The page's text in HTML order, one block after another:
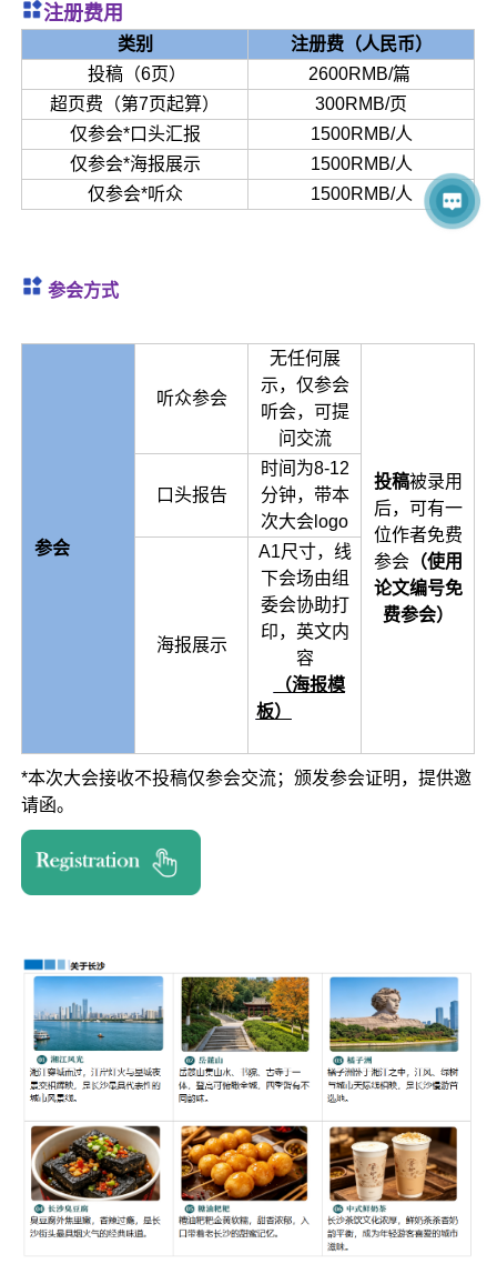
注册费用
类别
注册费（人民币）
投稿（6页）
2600RMB/篇
超页费（第7页起算）
300RMB/页
仅参会*口头汇报
1500RMB/人
仅参会*海报展示
1500RMB/人
仅参会*听众
1500RMB/人
参会方式
参会
听众参会
无任何展
示，仅参会
听会，可提
问交流
投稿被录用
后，可有一
位作者免费
参会（使用
论文编号免
费参会）
口头报告
时间为8-12
分钟，带本
次大会logo
海报展示
A1尺寸，线
下会场由组
委会协助打
印，英文内
容
（海报模
板）
*本次大会接收不投稿仅参会交流；颁发参会证明，提供邀
请函。